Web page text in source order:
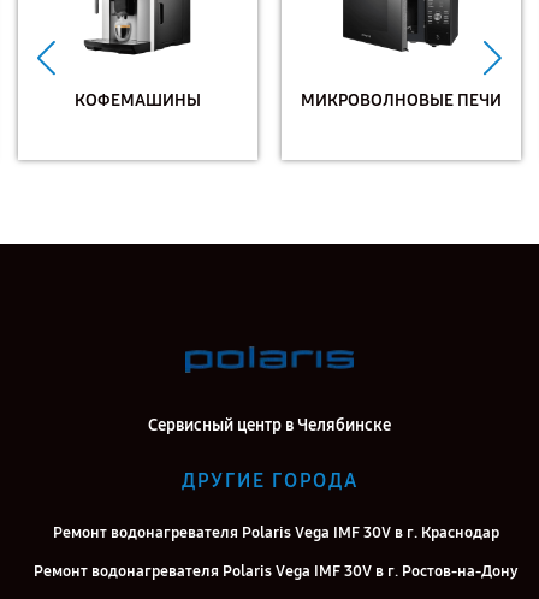
КОФЕМАШИНЫ МИКРОВОЛНОВЫЕ ПЕЧИ
Сервисный центр в Челябинске
ДРУГИЕ ГОРОДА
Ремонт водонагревателя Polaris Vega IMF 30V в г. Краснодар
Ремонт водонагревателя Polaris Vega IMF 30V в г. Ростов-на-Дону